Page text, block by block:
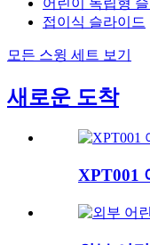
접이식 슬라이드
모든 스윙 세트 보기
새로운 도착
XPT001